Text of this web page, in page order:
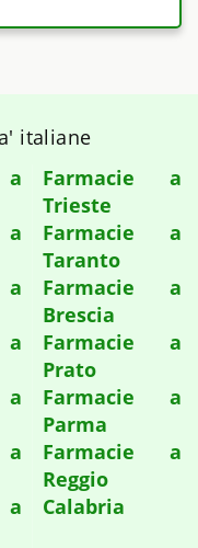
italiane
a
a
a
a
a
a
a
Farmacie a
Trieste
Farmacie a
Taranto
Farmacie a
Brescia
Farmacie a
Prato
Farmacie a
Parma
Farmacie a
Reggio
Calabria